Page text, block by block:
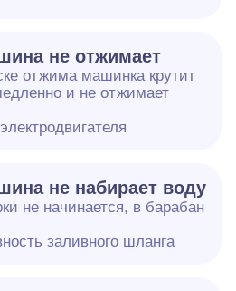
не отжимает
отжима машинка крутит
и не отжимает
не набирает воду
не начинается, в барабан
заливного шланга